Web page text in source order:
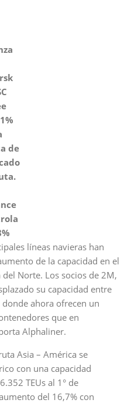
de
líneas navieras han
de la capacidad en el
Norte. Los socios de 2M,
su capacidad entre
ahora ofrecen un
que en
Alphaliner.
Asia – América se
con una capacidad
TEUs al 1° de
del 16,7% con